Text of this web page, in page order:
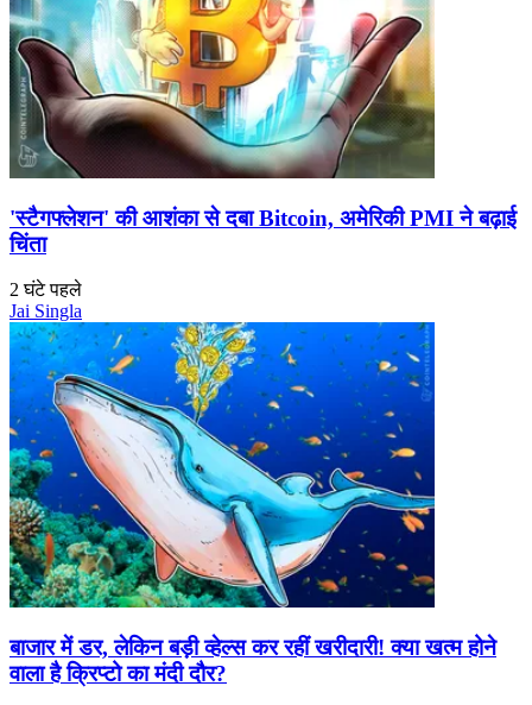
'स्टैगफ्लेशन' की आशंका से दबा Bitcoin, अमेरिकी PMI ने बढ़ाई
चिंता
2 घंटे पहले
Jai Singla
बाजार में डर, लेकिन बड़ी व्हेल्स कर रहीं खरीदारी! क्या खत्म होने
वाला है क्रिप्टो का मंदी दौर?